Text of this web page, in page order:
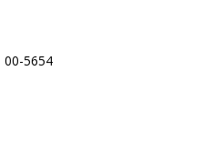
00-5654